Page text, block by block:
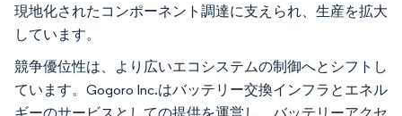
現地化されたコンポーネント調達に支えられ、生産を拡大
しています。
競争優位性は、より広いエコシステムの制御へとシフトし
ています。Gogoro Inc.はバッテリー交換インフラとエネル